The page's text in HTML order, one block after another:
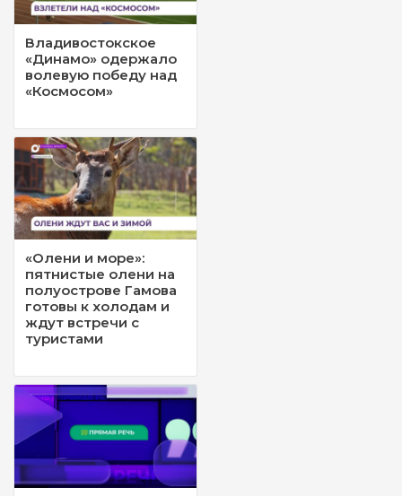
Владивостокское
«Динамо» одержало
волевую победу над
«Космосом»
«Олени и море»:
пятнистые олени на
полуострове Гамова
готовы к холодам и
ждут встречи с
туристами